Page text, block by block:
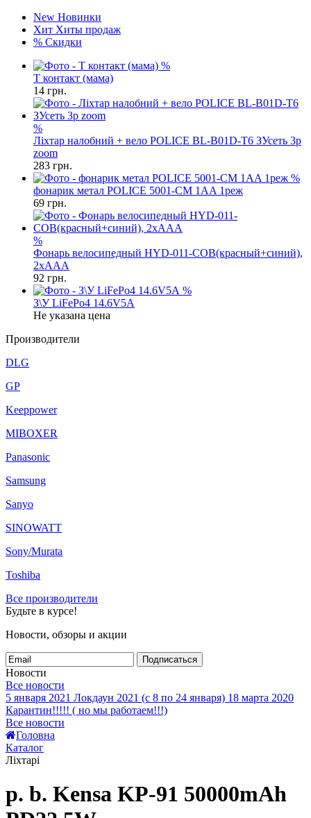
New Новинки
Хит Хиты продаж
% Скидки
%
Т контакт (мама)
14 грн.
%
Ліхтар налобний + вело POLICE BL-B01D-T6 ЗУсеть 3р
zoom
283 грн.
%
фонарик метал POLICE 5001-CM 1AA 1реж
69 грн.
%
Фонарь велосипедный HYD-011-COB(красный+синий),
2xAAA
92 грн.
%
З\У LiFePo4 14.6V5A
Не указана цена
Производители
DLG
GP
Keeppower
MIBOXER
Panasonic
Samsung
Sanyo
SINOWATT
Sony/Murata
Toshiba
Все производители
Будьте в курсе!
Новости, обзоры и акции
Подписаться
Новости
Все новости
5 января 2021 Локдаун 2021 (с 8 по 24 января) 18 марта 2020
Карантин!!!!! ( но мы работаем!!!)
Все новости
Головна
Каталог
Ліхтарі
p. b. Kensa KP-91 50000mAh